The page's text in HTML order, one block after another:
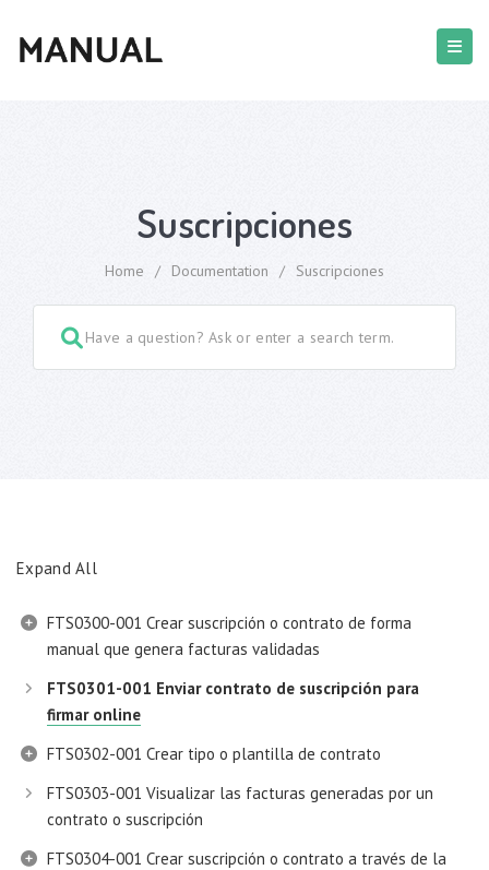
Suscripciones
Home / Documentation / Suscripciones
Expand All
FTS0300-001 Crear suscripción o contrato de forma
manual que genera facturas validadas
FTS0301-001 Enviar contrato de suscripción para
firmar online
FTS0302-001 Crear tipo o plantilla de contrato
FTS0303-001 Visualizar las facturas generadas por un
contrato o suscripción
FTS0304-001 Crear suscripción o contrato a través de la